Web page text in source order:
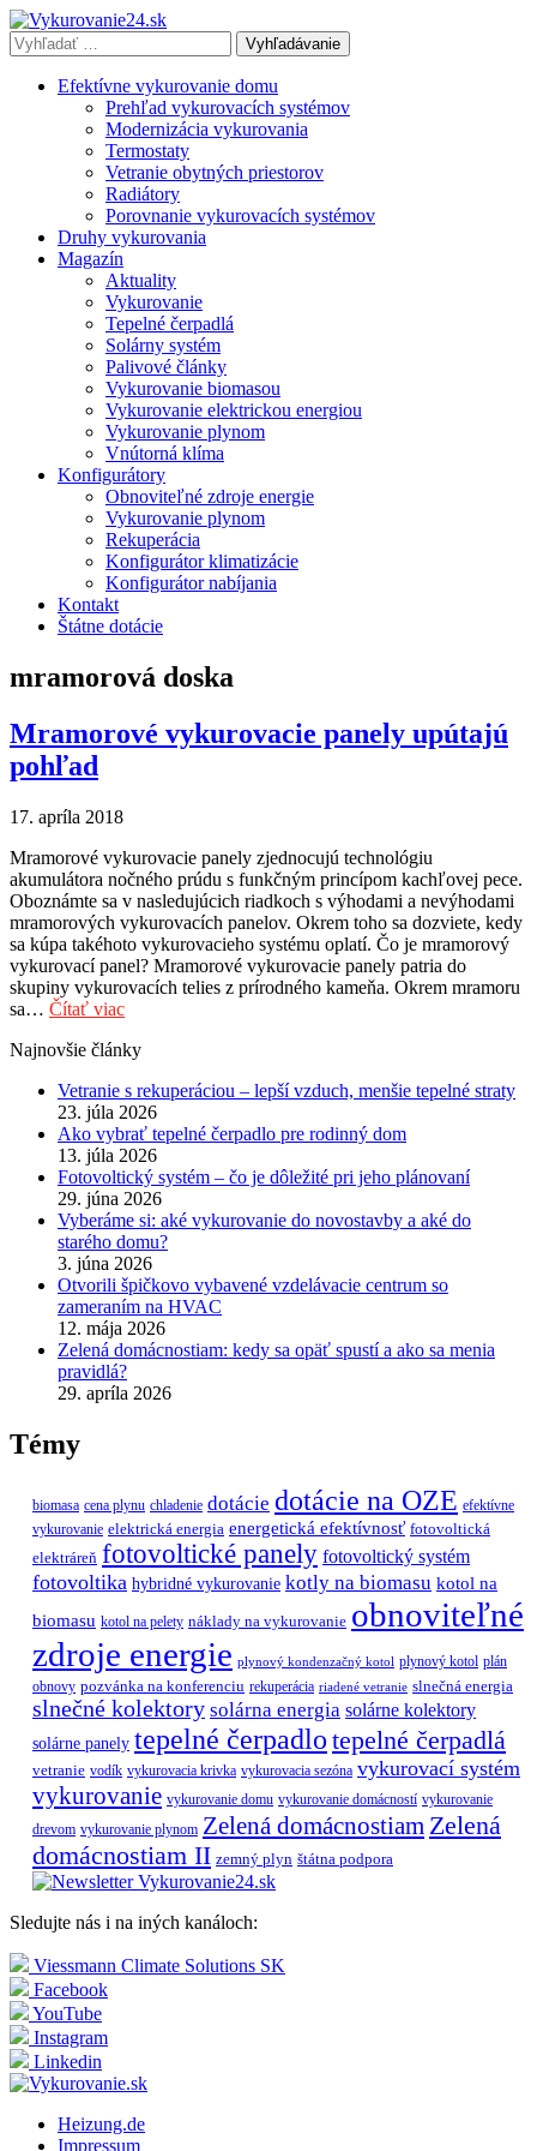
Vyhľadávať
výraz:
Efektívne vykurovanie domu
Prehľad vykurovacích systémov
Modernizácia vykurovania
Termostaty
Vetranie obytných priestorov
Radiátory
Porovnanie vykurovacích systémov
Druhy vykurovania
Magazín
Aktuality
Vykurovanie
Tepelné čerpadlá
Solárny systém
Palivové články
Vykurovanie biomasou
Vykurovanie elektrickou energiou
Vykurovanie plynom
Vnútorná klíma
Konfigurátory
Obnoviteľné zdroje energie
Vykurovanie plynom
Rekuperácia
Konfigurátor klimatizácie
Konfigurátor nabíjania
Kontakt
Štátne dotácie
mramorová doska
Mramorové vykurovacie panely upútajú
pohľad
17. apríla 2018
Mramorové vykurovacie panely zjednocujú technológiu
akumulátora nočného prúdu s funkčným princípom kachľovej pece.
Oboznámte sa v nasledujúcich riadkoch s výhodami a nevýhodami
mramorových vykurovacích panelov. Okrem toho sa dozviete, kedy
sa kúpa takéhoto vykurovacieho systému oplatí. Čo je mramorový
vykurovací panel? Mramorové vykurovacie panely patria do
skupiny vykurovacích telies z prírodného kameňa. Okrem mramoru
sa… Čítať viac
Najnovšie články
Vetranie s rekuperáciou – lepší vzduch, menšie tepelné straty
23. júla 2026
Ako vybrať tepelné čerpadlo pre rodinný dom
13. júla 2026
Fotovoltický systém – čo je dôležité pri jeho plánovaní
29. júna 2026
Vyberáme si: aké vykurovanie do novostavby a aké do
starého domu?
3. júna 2026
Otvorili špičkovo vybavené vzdelávacie centrum so
zameraním na HVAC
12. mája 2026
Zelená domácnostiam: kedy sa opäť spustí a ako sa menia
pravidlá?
29. apríla 2026
Témy
biomasa cena plynu chladenie dotácie dotácie na OZE efektívne
vykurovanie elektrická energia energetická efektívnosť fotovoltická
elektráreň fotovoltické panely fotovoltický systém
fotovoltika hybridné vykurovanie kotly na biomasu kotol na
biomasu kotol na pelety náklady na vykurovanie obnoviteľné
zdroje energie plynový kondenzačný kotol plynový kotol plán
obnovy pozvánka na konferenciu rekuperácia riadené vetranie slnečná energia
slnečné kolektory solárna energia solárne kolektory
solárne panely tepelné čerpadlo tepelné čerpadlá
vetranie vodík vykurovacia krivka vykurovacia sezóna vykurovací systém
vykurovanie vykurovanie domu vykurovanie domácností vykurovanie
drevom vykurovanie plynom Zelená domácnostiam Zelená
domácnostiam II zemný plyn štátna podpora
Sledujte nás i na iných kanáloch:
Viessmann Climate Solutions SK
Facebook
YouTube
Instagram
Linkedin
Heizung.de
Impressum